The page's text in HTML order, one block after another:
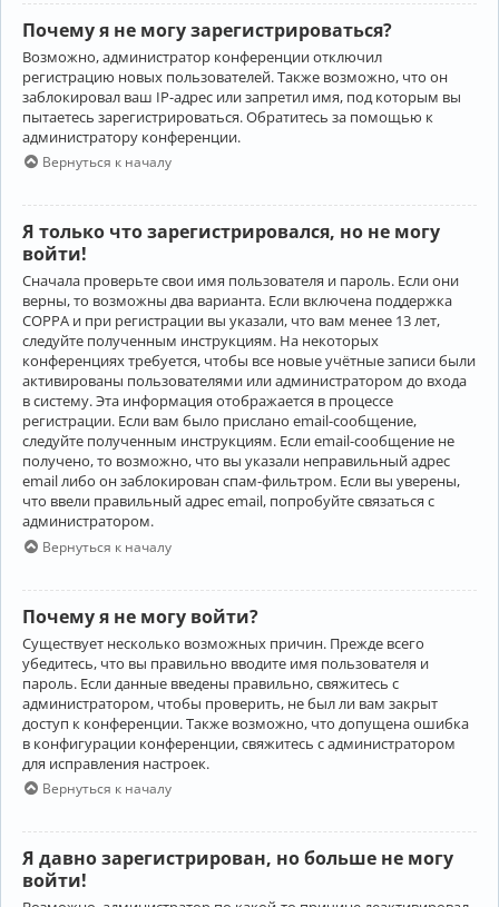
Почему я не могу зарегистрироваться?
Возможно, администратор конференции отключил
регистрацию новых пользователей. Также возможно, что он
заблокировал ваш IP-адрес или запретил имя, под которым вы
пытаетесь зарегистрироваться. Обратитесь за помощью к
администратору конференции.
Вернуться к началу
Я только что зарегистрировался, но не могу
войти!
Сначала проверьте свои имя пользователя и пароль. Если они
верны, то возможны два варианта. Если включена поддержка
COPPA и при регистрации вы указали, что вам менее 13 лет,
следуйте полученным инструкциям. На некоторых
конференциях требуется, чтобы все новые учётные записи были
активированы пользователями или администратором до входа
в систему. Эта информация отображается в процессе
регистрации. Если вам было прислано email-сообщение,
следуйте полученным инструкциям. Если email-сообщение не
получено, то возможно, что вы указали неправильный адрес
email либо он заблокирован спам-фильтром. Если вы уверены,
что ввели правильный адрес email, попробуйте связаться с
администратором.
Вернуться к началу
Почему я не могу войти?
Существует несколько возможных причин. Прежде всего
убедитесь, что вы правильно вводите имя пользователя и
пароль. Если данные введены правильно, свяжитесь с
администратором, чтобы проверить, не был ли вам закрыт
доступ к конференции. Также возможно, что допущена ошибка
в конфигурации конференции, свяжитесь с администратором
для исправления настроек.
Вернуться к началу
Я давно зарегистрирован, но больше не могу
войти!